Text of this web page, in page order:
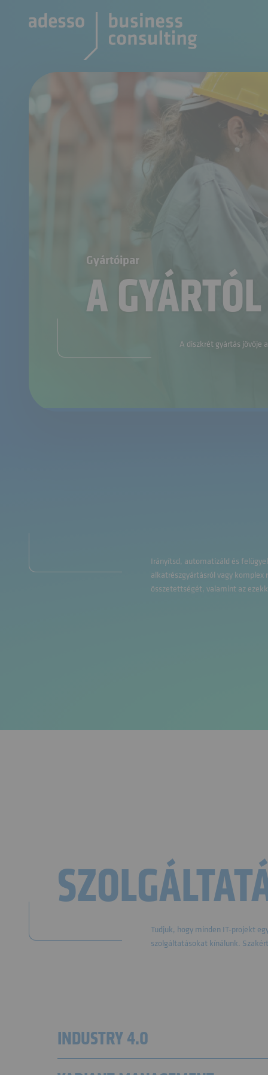
Gyártóipar
A
A diszkrét gyártás jövője
Irányítsd, automatizáld és
alkatrészgyártásról vagy
összetettségét, valamint az
Tudjuk, hogy minden IT-projekt
szolgáltatásokat kínálunk.
INDUSTRY 4.0